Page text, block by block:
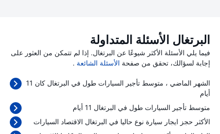
البرتغال الأسئلة المتداولة
فيما يلي الأسئلة الأكثر شيوعًا عن البرتغال. إذا لم تتمكن من العثور على
إجابة لسؤالك، تحقق من صفحة الأسئلة الشائعة .
الشهر الماضي ، متوسط تأجير السيارات طول في البرتغال كان 11
أيام
متوسط تأجير السيارات طول في البرتغال 11 أيام
الأكثر حجز ايجار سيارة نوع حاليا في البرتغال الاقتصاد السيارات